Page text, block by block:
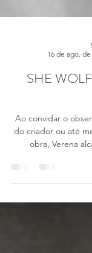
16 de ago. de
SHE
obra, Verena